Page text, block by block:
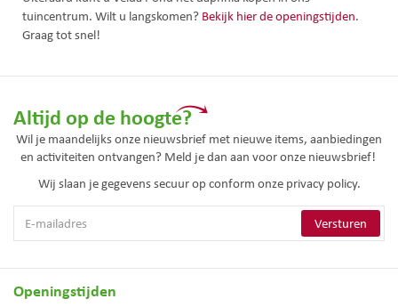
tuincentrum. Wilt u langskomen? Bekijk hier de openingstijden.
Graag tot snel!
Altijd op de hoogte?
Wil je maandelijks onze nieuwsbrief met nieuwe items, aanbiedingen
en activiteiten ontvangen? Meld je dan aan voor onze nieuwsbrief!
Wij slaan je gegevens secuur op conform onze privacy policy.
Openingstijden